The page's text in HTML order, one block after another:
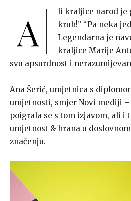
A
li kraljice narod je
kruh!” “Pa neka
Legendarna je
kraljice Marije
svu apsurdnost i
Ana Šerić, umjetnica s
umjetnosti, smjer Novi mediji
poigrala se s tom izjavom, ali i
umjetnost & hrana u
značenju.